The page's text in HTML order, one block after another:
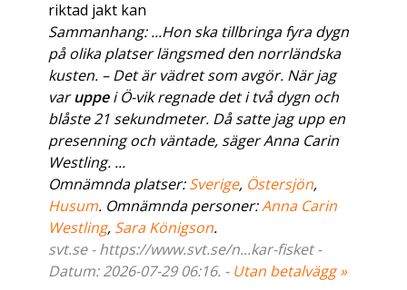
riktad jakt kan
Sammanhang: ...Hon ska tillbringa fyra dygn
på olika platser längsmed den norrländska
kusten. – Det är vädret som avgör. När jag
varuppei Ö-vik regnade det i två dygn och
blåste 21 sekundmeter. Då satte jag upp en
presenning och väntade, säger Anna Carin
Westling. ...
Omnämnda platser:Sverige, Östersjön,
Husum. Omnämnda personer:Anna Carin
Westling, Sara Königson.
svt.se - https://www.svt.se/n...kar-fisket -
Datum: 2026-07-29 06:16. - Utan betalvägg »